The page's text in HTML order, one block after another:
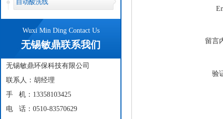
自动酸洗线
Wuxi Min Ding Contact Us
无锡敏鼎联系我们
无锡敏鼎环保科技有限公司
联系人：胡经理
手 机：13358103425
电 话：0510-83570629
留言
验